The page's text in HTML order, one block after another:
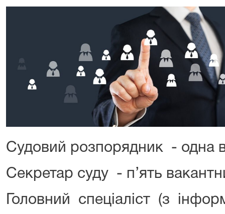
Судовий розпорядник - одна
Секретар суду - п’ять
Головний спеціаліст (з